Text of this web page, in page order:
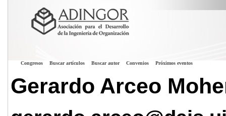
Congresos Buscar artículos Buscar autor Convenios Próximos eventos
Gerardo Arceo